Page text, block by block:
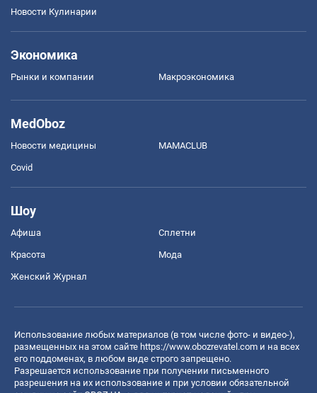
Новости Кулинарии
Экономика
Рынки и компании Mакроэкономика
MedOboz
Новости медицины MAMACLUB
Covid
Шоу
Афиша Сплетни
Красота Мода
Женский Журнал
Использование любых материалов (в том числе фото- и видео-),
размещенных на этом сайте https://www.obozrevatel.com и на всех
его поддоменах, в любом виде строго запрещено.
Разрешается использование при получении письменного
разрешения на их использование и при условии обязательной